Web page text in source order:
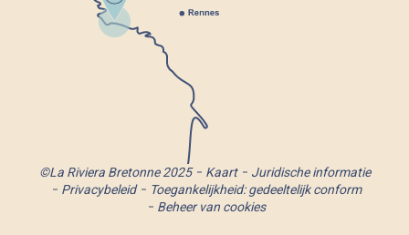
©La Riviera Bretonne 2025 Kaart
Juridische informatie
Privacybeleid
Toegankelijkheid: gedeeltelijk conform
Beheer van cookies